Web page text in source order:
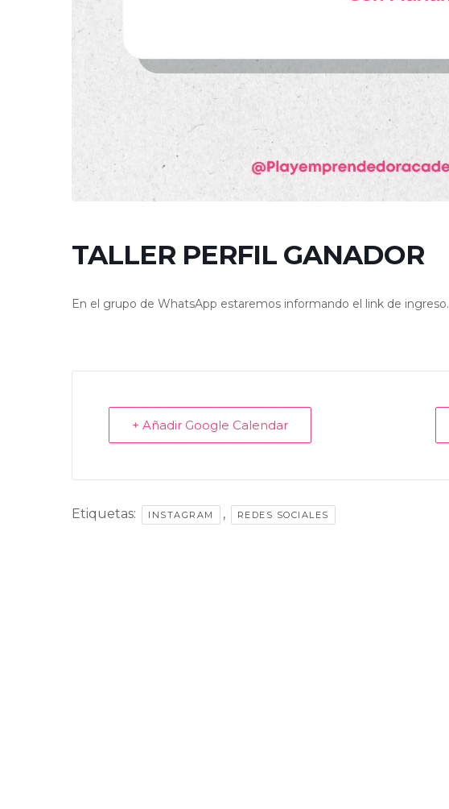
TALLER PERFIL GANADOR
En el grupo de WhatsApp estaremos informando el link de ingreso.
+ Añadir Google Calendar
Etiquetas: INSTAGRAM , REDES SOCIALES